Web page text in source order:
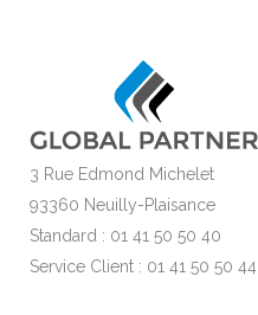
3 Rue Edmond Michelet
93360 Neuilly-Plaisance
Standard : 01 41 50 50 40
Service Client : 01 41 50 50 44